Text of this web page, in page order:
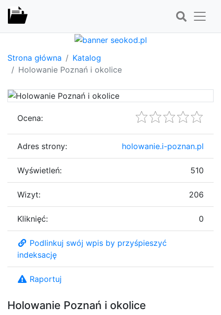
Strona główna
Katalog
Holowanie Poznań i okolice
Holowanie Poznań i okolice
Ocena:
Adres strony: holowanie.i-poznan.pl
Wyświetleń: 510
Wizyt: 206
Kliknięć: 0
Podlinkuj swój wpis by przyśpieszyć
indeksację
Raportuj